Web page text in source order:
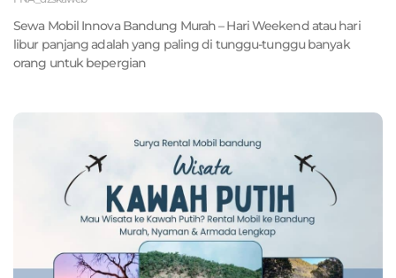
Sewa Mobil Innova Bandung Murah – Hari Weekend atau hari
libur panjang adalah yang paling di tunggu-tunggu banyak
orang untuk bepergian